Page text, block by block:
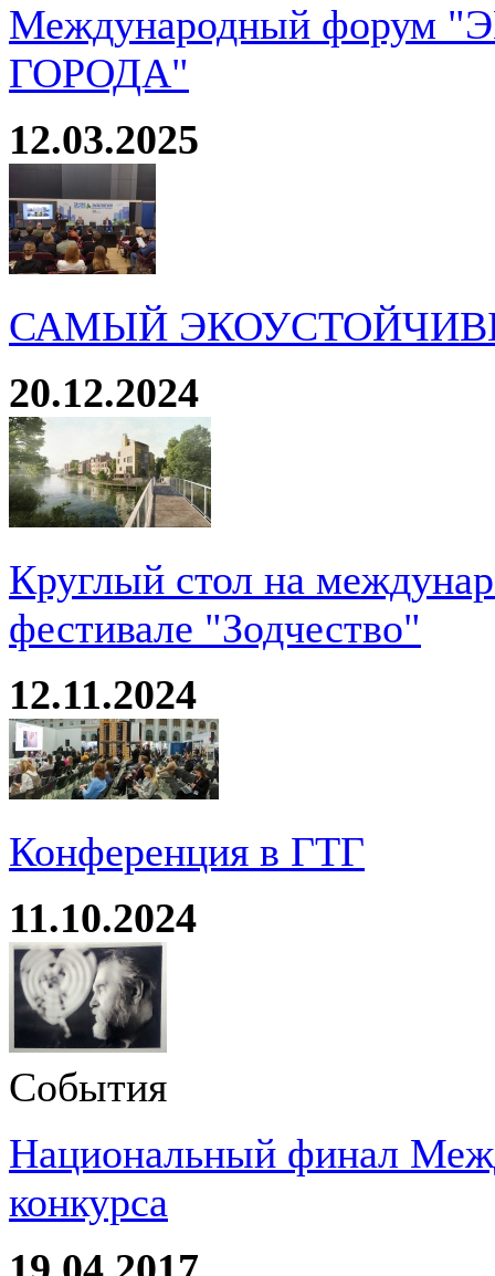
Международный
ГОРОДА"
12.03.2025
САМЫЙ
20.12.2024
Круглый стол на
фестивале "Зодчество"
12.11.2024
Конференция в ГТГ
11.10.2024
События
Национальный финал
конкурса